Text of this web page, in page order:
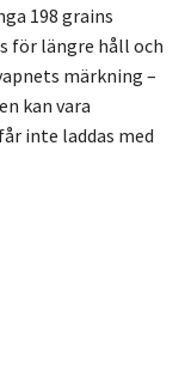
198 grains
för längre håll och
märkning –
kan vara
inte laddas med